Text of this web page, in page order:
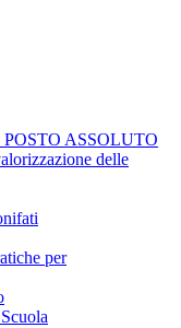
POSTO ASSOLUTO
delle
per